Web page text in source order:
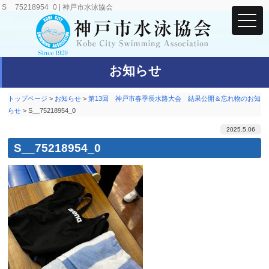
S__75218954_0 | 神戸市水泳協会
お知らせ
トップページ > お知らせ >第13回 神戸市春季長水路大会 結果公開＆忘れ物のお知
らせ >S__75218954_0
2025.5.06
S__75218954_0